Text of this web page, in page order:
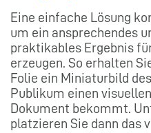
Eine einfache Lösung
um ein ansprechendes
praktikables Ergebnis
erzeugen. So erhalten
Folie ein Miniaturbild
Publikum einen
Dokument bekommt.
platzieren Sie dann das